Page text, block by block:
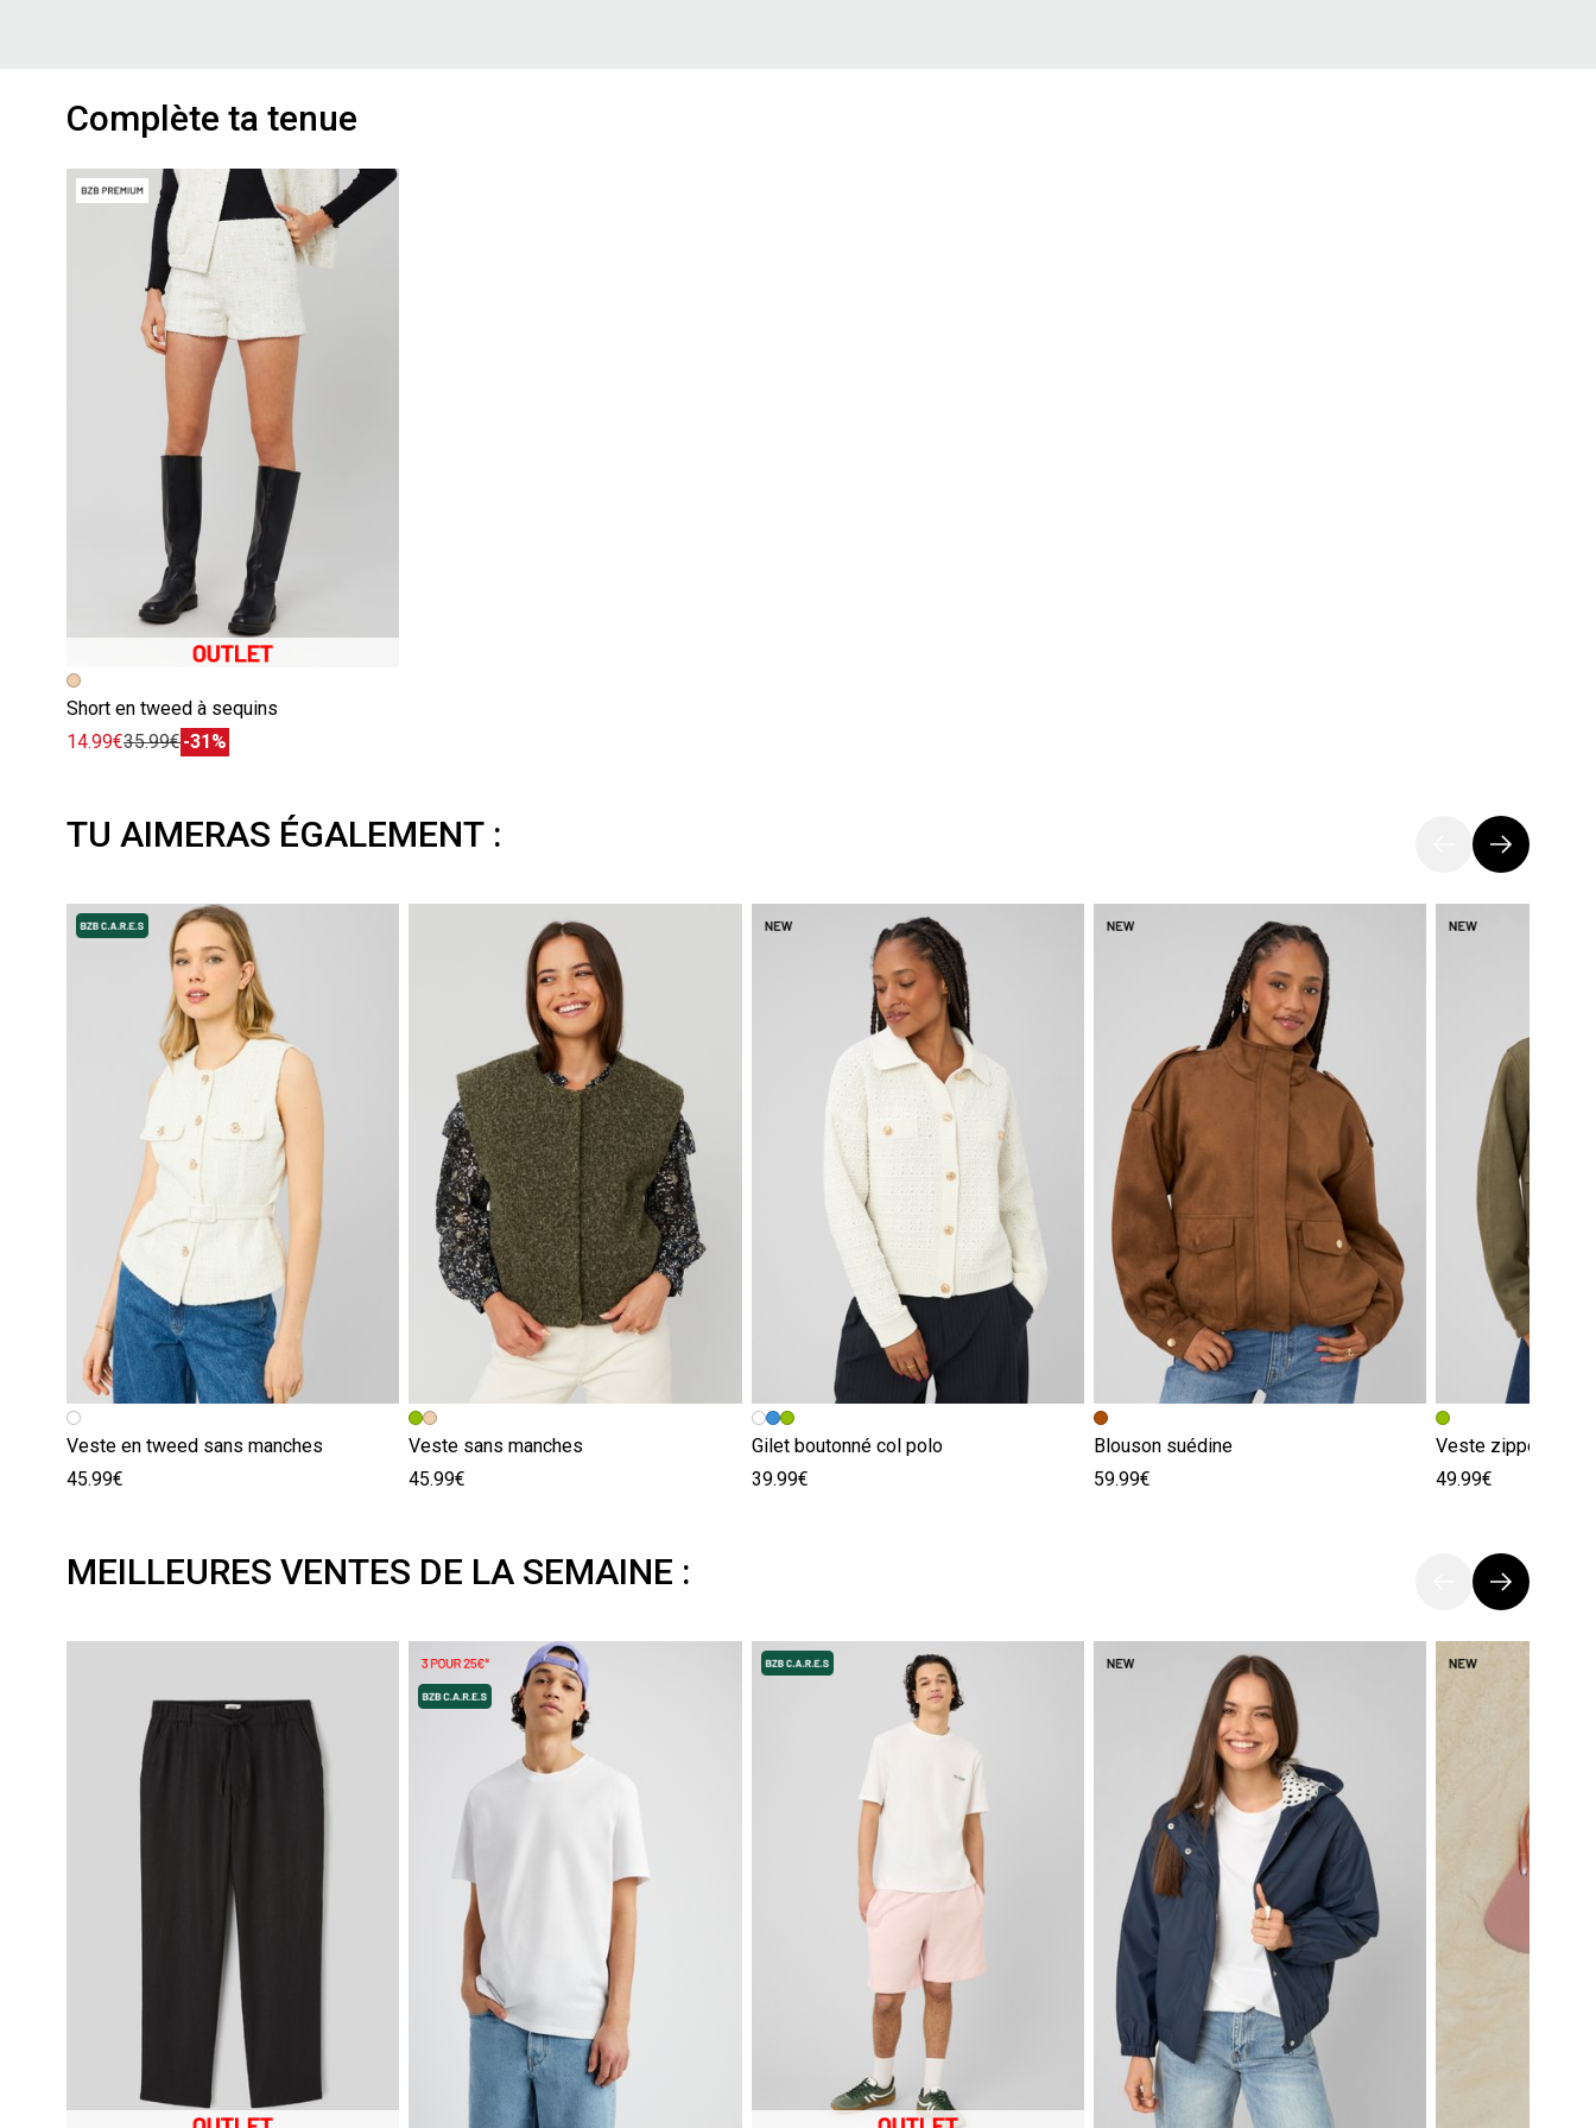
Complète ta tenue
Short en tweed à sequins
14.99€35.99€-31%
TU AIMERAS ÉGALEMENT :
Veste en tweed sans manches
45.99€
Veste sans manches
45.99€
Gilet boutonné col polo
39.99€
Blouson suédine
59.99€
Veste zippée en
49.99€
MEILLEURES VENTES DE LA SEMAINE :